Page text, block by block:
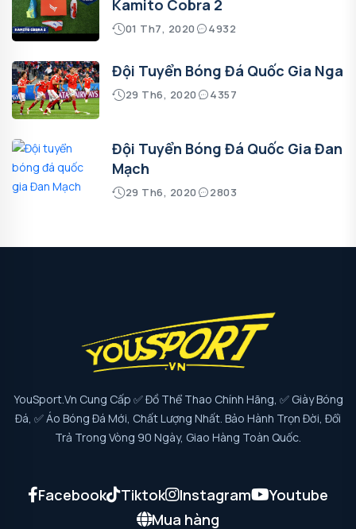
Kamito Cobra 2
01 Th7, 2020 4932
Đội Tuyển Bóng Đá Quốc Gia Nga
29 Th6, 2020 4357
Đội Tuyển Bóng Đá Quốc Gia Đan
Mạch
29 Th6, 2020 2803
YouSport.vn Cung Cấp ✅ Đồ Thể Thao Chính Hãng, ✅ Giày Bóng
Đá, ✅ Áo Bóng Đá Mới, Chất Lượng Nhất. Bảo Hành Trọn Đời, Đổi
Trả Trong Vòng 90 Ngày, Giao Hàng Toàn Quốc.
Facebook Tiktok Instagram
Youtube
Mua hàng